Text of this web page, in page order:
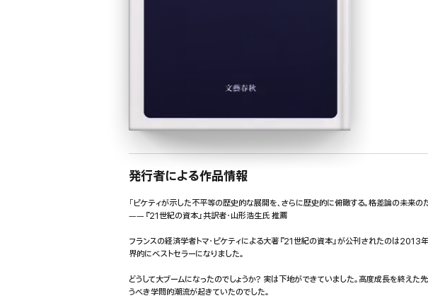
発行者による作品情報
「ピケティが示した不平等の歴史的な展開を、さらに歴史的に俯瞰する。格差論の未来の
――『21世紀の資本』共訳者・山形浩生氏 推薦
フランスの経済学者トマ・ピケティによる大著『21世紀の資本』が公刊されたのは2013
界的にベストセラーになりました。
どうして大ブームになったのでしょうか? 実は下地ができていました。高度成長を終えた
うべき学問的潮流が起きていたのでした。